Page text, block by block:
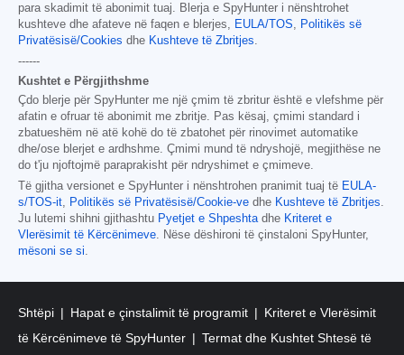
para skadimit të abonimit tuaj. Blerja e SpyHunter i nënshtrohet
kushteve dhe afateve në faqen e blerjes, EULA/TOS, Politikës së
Privatësisë/Cookies dhe Kushteve të Zbritjes.
------
Kushtet e Përgjithshme
Çdo blerje për SpyHunter me një çmim të zbritur është e vlefshme për
afatin e ofruar të abonimit me zbritje. Pas kësaj, çmimi standard i
zbatueshëm në atë kohë do të zbatohet për rinovimet automatike
dhe/ose blerjet e ardhshme. Çmimi mund të ndryshojë, megjithëse ne
do t'ju njoftojmë paraprakisht për ndryshimet e çmimeve.
Të gjitha versionet e SpyHunter i nënshtrohen pranimit tuaj të EULA-
s/TOS-it, Politikës së Privatësisë/Cookie-ve dhe Kushteve të Zbritjes.
Ju lutemi shihni gjithashtu Pyetjet e Shpeshtadhe Kriteret e
Vlerësimit të Kërcënimeve. Nëse dëshironi të çinstaloni SpyHunter,
mësoni se si.
Shtëpi Hapat e çinstalimit të programit
Kriteret e Vlerësimit
të Kërcënimeve të SpyHunter
Termat dhe Kushtet Shtesë të